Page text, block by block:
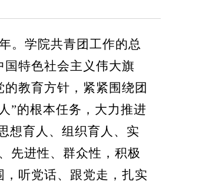
。 学院共青团工作的总
特色社会主义伟大旗
教育方针，紧紧围绕团
”的根本任务，大力推进
想育人、组织育人、实
先进性、群众性，积极
听党话、跟党走，扎实